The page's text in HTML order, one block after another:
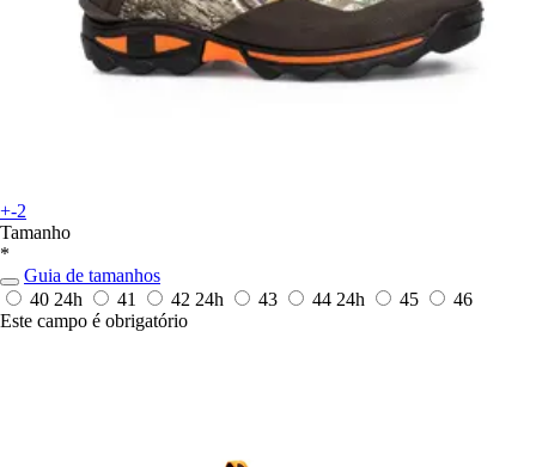
+-2
Tamanho
*
Guia de tamanhos
40 24h 41 42 24h 43 44 24h 45
46
Este campo é obrigatório